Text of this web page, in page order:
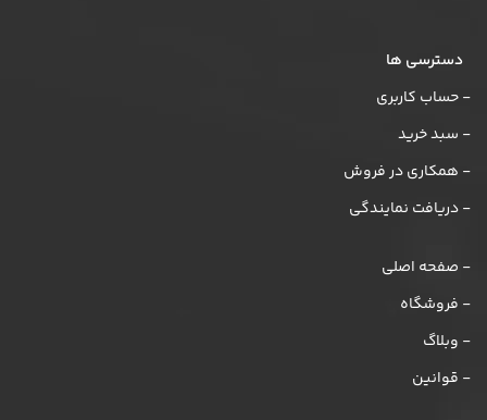
دسترسی ها
- حساب کاربری
- سبد خرید
- همکاری در فروش
- دریافت نمایندگی
- صفحه اصلی
- فروشگاه
- وبلاگ
- قوانین